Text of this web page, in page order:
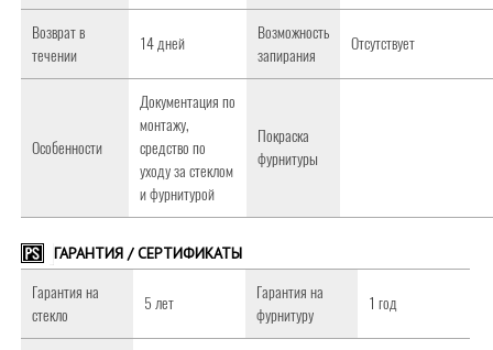
Возврат в
течении
14 дней
Возможность
запирания
Отсутствует
Особенности
Документация по
монтажу,
средство по
уходу за стеклом
и фурнитурой
Покраска
фурнитуры
ГАРАНТИЯ / СЕРТИФИКАТЫ
Гарантия на
стекло
5 лет
Гарантия на
фурнитуру
1 год